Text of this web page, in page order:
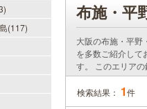
(117)
布施・平
大阪の布施・平野
を多数ご紹介して
す。 このエリア
検索結果： 1件